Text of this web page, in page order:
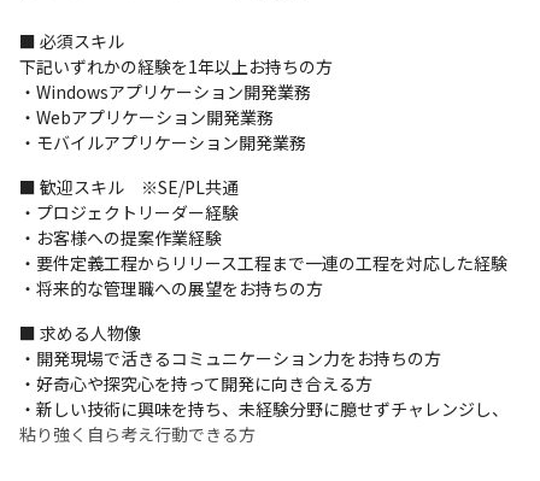
■ 必須スキル
下記いずれかの経験を1年以上お持ちの方
・Windowsアプリケーション開発業務
・Webアプリケーション開発業務
・モバイルアプリケーション開発業務
■ 歓迎スキル　※SE/PL共通
・プロジェクトリーダー経験
・お客様への提案作業経験
・要件定義工程からリリース工程まで一連の工程を対応した経験
・将来的な管理職への展望をお持ちの方
■ 求める人物像
・開発現場で活きるコミュニケーション力をお持ちの方
・好奇心や探究心を持って開発に向き合える方
・新しい技術に興味を持ち、未経験分野に臆せずチャレンジし、
粘り強く自ら考え行動できる方